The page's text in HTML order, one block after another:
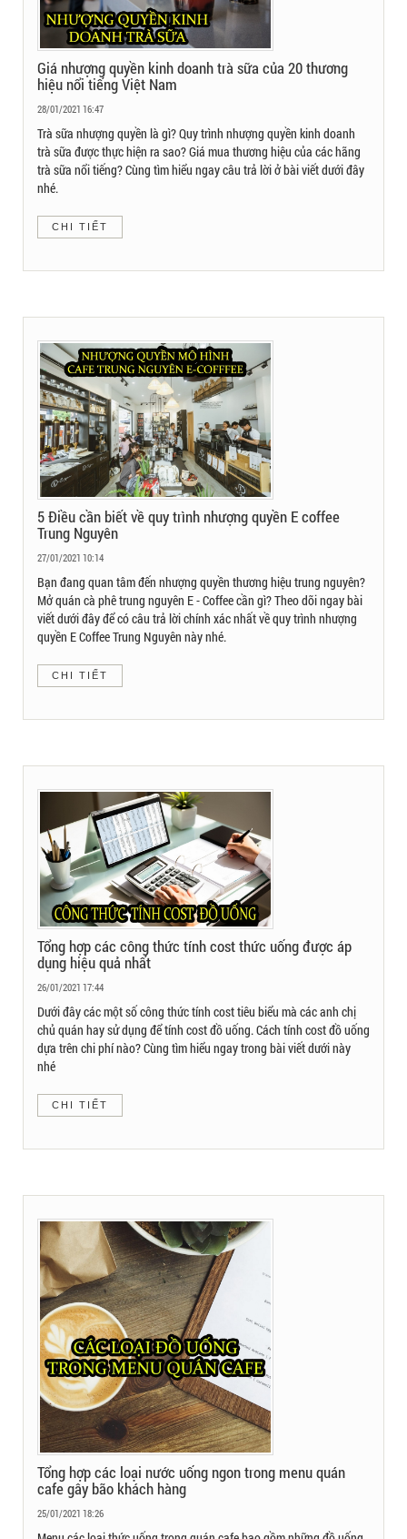
Giá nhượng quyền kinh doanh trà sữa của 20 thương
hiệu nổi tiếng Việt Nam
28/01/2021 16:47
Trà sữa nhượng quyền là gì? Quy trình nhượng quyền kinh doanh
trà sữa được thực hiện ra sao? Giá mua thương hiệu của các hãng
trà sữa nổi tiếng? Cùng tìm hiểu ngay câu trả lời ở bài viết dưới đây
nhé.
CHI TIẾT
5 Điều cần biết về quy trình nhượng quyền E coffee
Trung Nguyên
27/01/2021 10:14
Bạn đang quan tâm đến nhượng quyền thương hiệu trung nguyên?
Mở quán cà phê trung nguyên E - Coffee cần gì? Theo dõi ngay bài
viết dưới đây để có câu trả lời chính xác nhất về quy trình nhượng
quyền E Coffee Trung Nguyên này nhé.
CHI TIẾT
Tổng hợp các công thức tính cost thức uống được áp
dụng hiệu quả nhất
26/01/2021 17:44
Dưới đây các một số công thức tính cost tiêu biểu mà các anh chị
chủ quán hay sử dụng để tính cost đồ uống. Cách tính cost đồ uống
dựa trên chi phí nào? Cùng tìm hiểu ngay trong bài viết dưới này
nhé
CHI TIẾT
Tổng hợp các loại nước uống ngon trong menu quán
cafe gây bão khách hàng
25/01/2021 18:26